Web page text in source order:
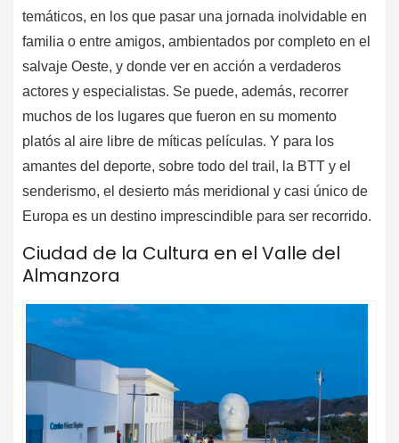
temáticos, en los que pasar una jornada inolvidable en
familia o entre amigos, ambientados por completo en el
salvaje Oeste, y donde ver en acción a verdaderos
actores y especialistas. Se puede, además, recorrer
muchos de los lugares que fueron en su momento
platós al aire libre de míticas películas. Y para los
amantes del deporte, sobre todo del trail, la BTT y el
senderismo, el desierto más meridional y casi único de
Europa es un destino imprescindible para ser recorrido.
Ciudad de la Cultura en el Valle del
Almanzora